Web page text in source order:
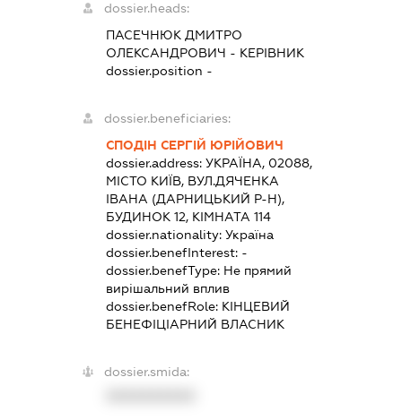
dossier.heads:
ПАСЕЧНЮК ДМИТРО
ОЛЕКСАНДРОВИЧ - КЕРІВНИК
dossier.position -
dossier.beneficiaries:
СПОДІН СЕРГІЙ ЮРІЙОВИЧ
dossier.address:УКРАЇНА, 02088,
МІСТО КИЇВ, ВУЛ.ДЯЧЕНКА
ІВАНА (ДАРНИЦЬКИЙ Р-Н),
БУДИНОК 12, КІМНАТА 114
dossier.nationality:Україна
dossier.benefInterest: -
dossier.benefType: Не прямий
вирішальний вплив
dossier.benefRole: КІНЦЕВИЙ
БЕНЕФІЦІАРНИЙ ВЛАСНИК
dossier.smida: